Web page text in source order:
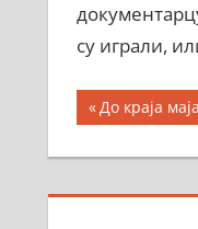
су играли,
чланка
Previous
Post:
До краја